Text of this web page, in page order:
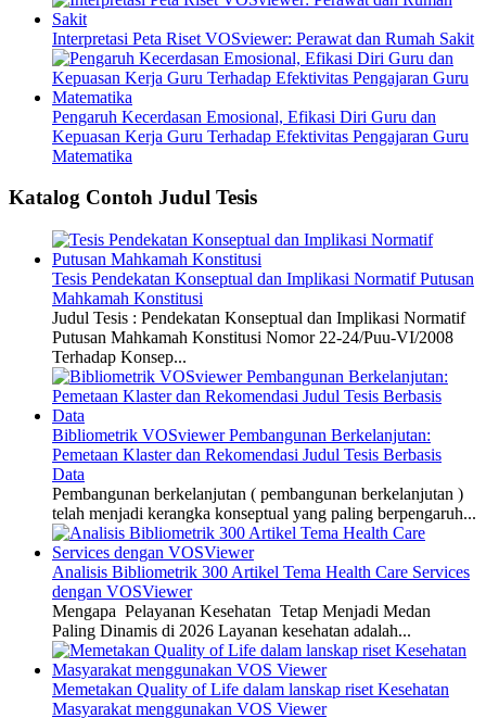
Interpretasi Peta Riset VOSviewer: Perawat dan Rumah Sakit
Pengaruh Kecerdasan Emosional, Efikasi Diri Guru dan
Kepuasan Kerja Guru Terhadap Efektivitas Pengajaran Guru
Matematika
Katalog Contoh Judul Tesis
Tesis Pendekatan Konseptual dan Implikasi Normatif Putusan
Mahkamah Konstitusi
Judul Tesis : Pendekatan Konseptual dan Implikasi Normatif
Putusan Mahkamah Konstitusi Nomor 22-24/Puu-VI/2008
Terhadap Konsep...
Bibliometrik VOSviewer Pembangunan Berkelanjutan:
Pemetaan Klaster dan Rekomendasi Judul Tesis Berbasis
Data
Pembangunan berkelanjutan ( pembangunan berkelanjutan )
telah menjadi kerangka konseptual yang paling berpengaruh...
Analisis Bibliometrik 300 Artikel Tema Health Care Services
dengan VOSViewer
Mengapa Pelayanan Kesehatan Tetap Menjadi Medan
Paling Dinamis di 2026 Layanan kesehatan adalah...
Memetakan Quality of Life dalam lanskap riset Kesehatan
Masyarakat menggunakan VOS Viewer